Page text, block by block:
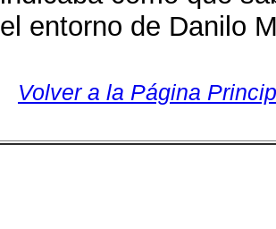
el entorno de Danilo
Volver a la Página